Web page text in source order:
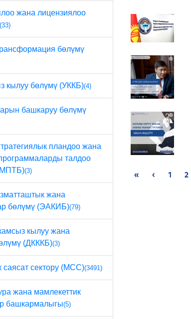
жана лицензиялоо
(33)
бөлүмү
кылуу бөлүмү (УККБ)(4)
башкаруу бөлүмү
пландоо жана
талдоо
(3)
жана
бөлүмү (ЭАКИБ)(79)
кылуу жана
(ДКККБ)(3)
сектору (МСС)(3491)
жана мамлекеттик
башкармалыгы(5)
« ‹ 1 2